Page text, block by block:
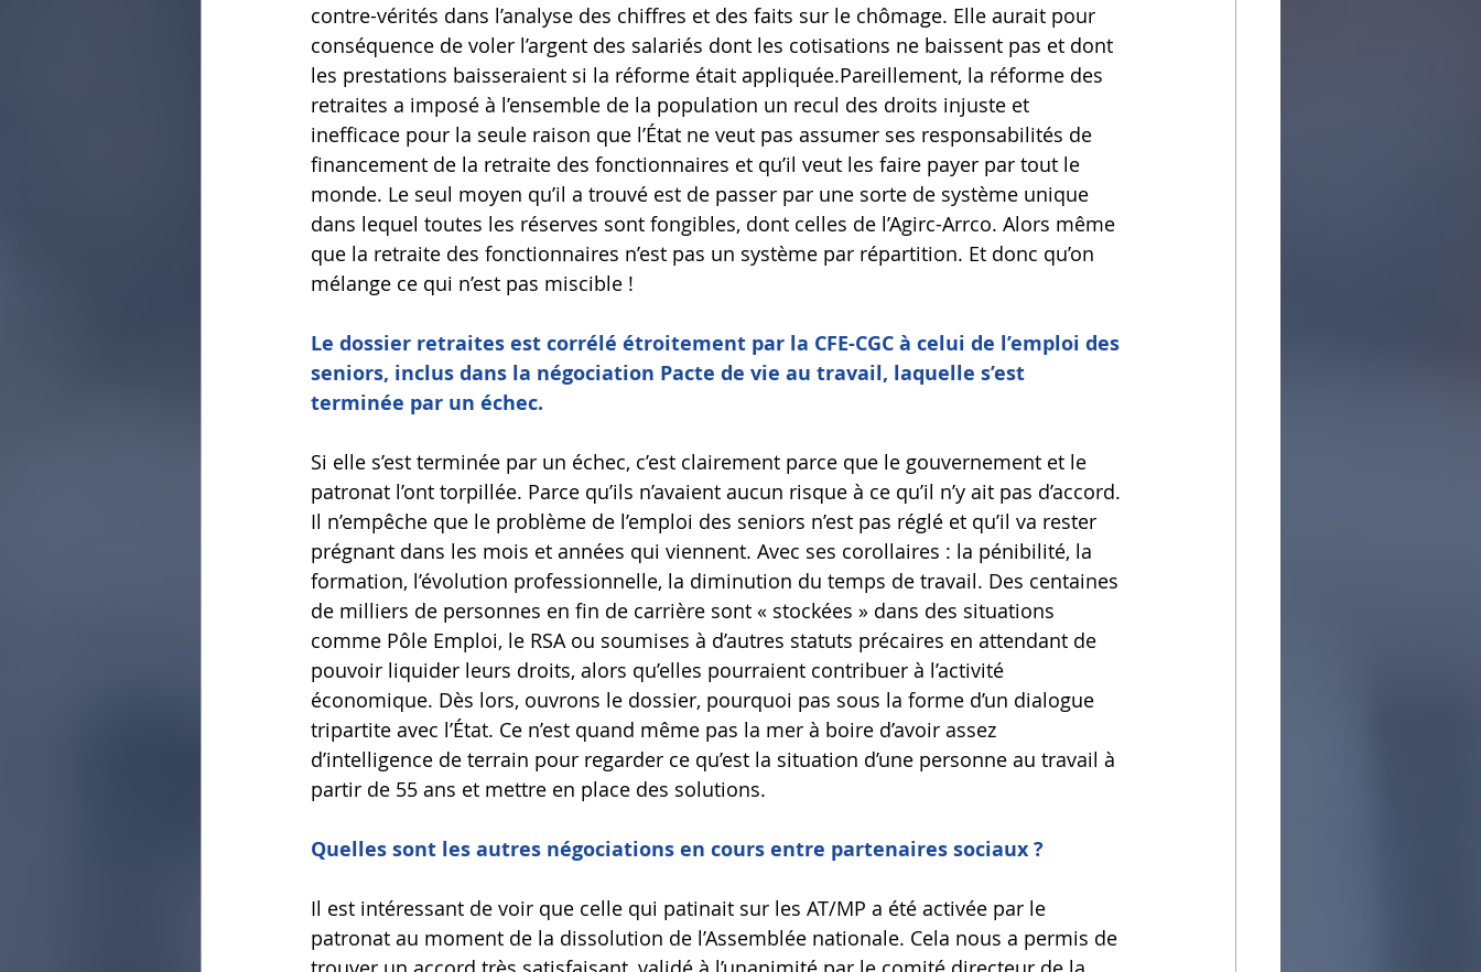
contre-vérités dans l’analyse des chiffres et des faits sur le chômage. Elle aurait pour
conséquence de voler l’argent des salariés dont les cotisations ne baissent pas et dont
les prestations baisseraient si la réforme était appliquée.Pareillement, la réforme des
retraites a imposé à l’ensemble de la population un recul des droits injuste et
inefficace pour la seule raison que l’État ne veut pas assumer ses responsabilités de
financement de la retraite des fonctionnaires et qu’il veut les faire payer par tout le
monde. Le seul moyen qu’il a trouvé est de passer par une sorte de système unique
dans lequel toutes les réserves sont fongibles, dont celles de l’Agirc-Arrco. Alors même
que la retraite des fonctionnaires n’est pas un système par répartition. Et donc qu’on
mélange ce qui n’est pas miscible !
Le dossier retraites est corrélé étroitement par la CFE-CGC à celui de l’emploi des
seniors, inclus dans la négociation Pacte de vie au travail, laquelle s’est
terminée par un échec.
Si elle s’est terminée par un échec, c’est clairement parce que le gouvernement et le
patronat l’ont torpillée. Parce qu’ils n’avaient aucun risque à ce qu’il n’y ait pas d’accord.
Il n’empêche que le problème de l’emploi des seniors n’est pas réglé et qu’il va rester
prégnant dans les mois et années qui viennent. Avec ses corollaires : la pénibilité, la
formation, l’évolution professionnelle, la diminution du temps de travail. Des centaines
de milliers de personnes en fin de carrière sont « stockées » dans des situations
comme Pôle Emploi, le RSA ou soumises à d’autres statuts précaires en attendant de
pouvoir liquider leurs droits, alors qu’elles pourraient contribuer à l’activité
économique. Dès lors, ouvrons le dossier, pourquoi pas sous la forme d’un dialogue
tripartite avec l’État. Ce n’est quand même pas la mer à boire d’avoir assez
d’intelligence de terrain pour regarder ce qu’est la situation d’une personne au travail à
partir de 55 ans et mettre en place des solutions.
Quelles sont les autres négociations en cours entre partenaires sociaux ?
Il est intéressant de voir que celle qui patinait sur les AT/MP a été activée par le
patronat au moment de la dissolution de l’Assemblée nationale. Cela nous a permis de